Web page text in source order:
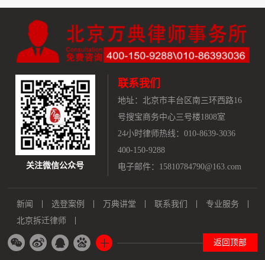
关注微信公众号
联系我们
地址： 北京市丰台区南三环西路16
号搜宝商务中心三号楼1808室
24小时律师热线：010-8639-3036
400-150-9288
电子邮件：15810784790@163.com
新闻 选登案例 万典讲堂 联系我们
专业服务
北京拆迁律师
返回顶部